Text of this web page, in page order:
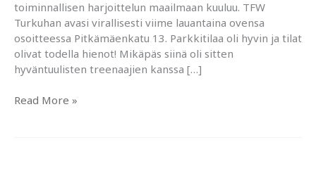
toiminnallisen harjoittelun maailmaan kuuluu. TFW
Turkuhan avasi virallisesti viime lauantaina ovensa
osoitteessa Pitkämäenkatu 13. Parkkitilaa oli hyvin ja tilat
olivat todella hienot! Mikäpäs siinä oli sitten
hyväntuulisten treenaajien kanssa […]
Lähiaikojen
Read More »